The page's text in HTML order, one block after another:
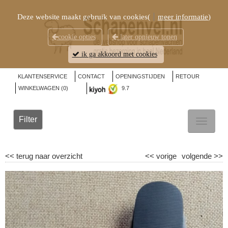
KLANTENSERVICE CONTACT OPENINGSTIJDEN
RETOUR
WINKELWAGEN (0) 9.7
Filter
<< terug naar overzicht volgende >>
<< vorige
Deze website maakt gebruik van cookies( meer informatie)
cookie opties later opnieuw tonen
ik ga akkoord met cookies